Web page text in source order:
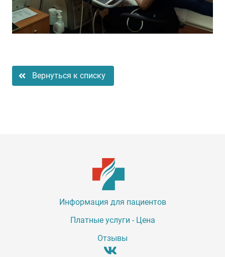
Вернуться к списку
Информация для пациентов
Платные услуги - Цена
Отзывы